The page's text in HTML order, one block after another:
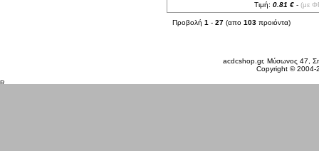
Τιμή: 0.81 € - (με
Προβολή 1 - 27 (απο 103 προιόντα)
acdcshop.gr, Μύσωνος 47,
Copyright ©